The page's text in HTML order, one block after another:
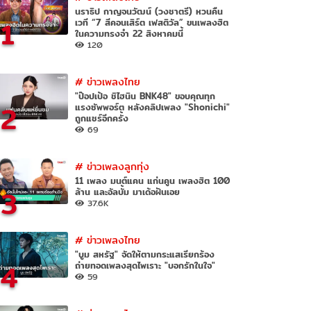
1
นราธิป กาญจนวัฒน์ (วงชาตรี) หวนคืน
เวที “7 สีคอนเสิร์ต เฟสติวัล” ขนเพลงฮิต
ในความทรงจำ 22 สิงหาคมนี้
120
2
# ข่าวเพลงไทย
"ป๊อปเป้อ ชิไฮนิน BNK48" ขอบคุณทุก
แรงซัพพอร์ต หลังคลิปเพลง "Shonichi"
ถูกแชร์อีกครั้ง
69
3
# ข่าวเพลงลูกทุ่ง
11 เพลง มนต์แคน แก่นคูน เพลงฮิต 100
ล้าน และอัลบั้ม มาเด้อฝันเอย
37.6K
4
# ข่าวเพลงไทย
"บูม สหรัฐ" จัดให้ตามกระแสเรียกร้อง
ถ่ายทอดเพลงสุดไพเราะ "บอกรักในใจ"
59